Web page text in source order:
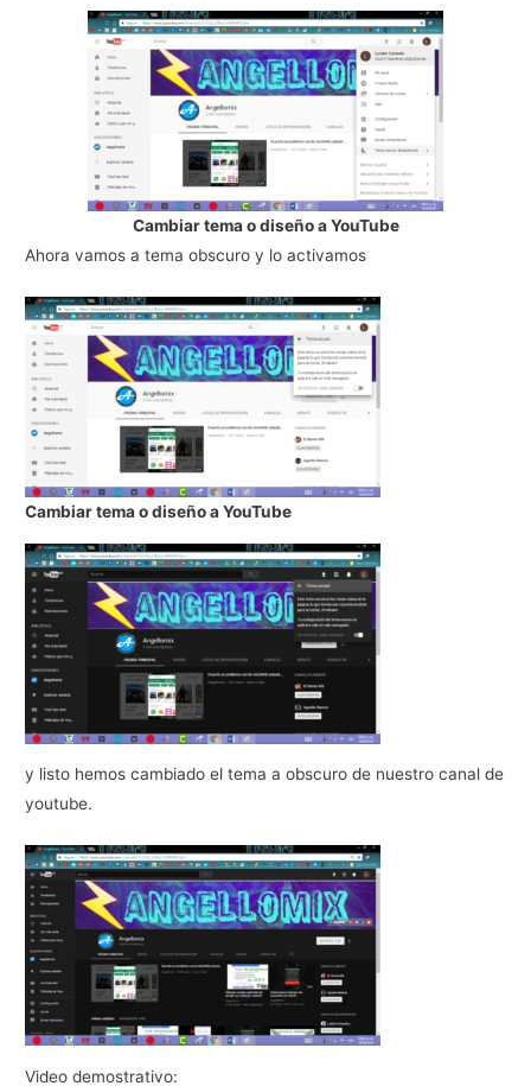
Cambiar tema o diseño a YouTube
Ahora vamos a tema obscuro y lo activamos
Cambiar tema o diseño a YouTube
y listo hemos cambiado el tema a obscuro de nuestro canal de
youtube.
Video demostrativo: